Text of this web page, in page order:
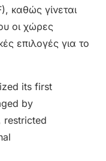
καθώς γίνεται
οι χώρες
επιλογές για το
its first
by
restricted